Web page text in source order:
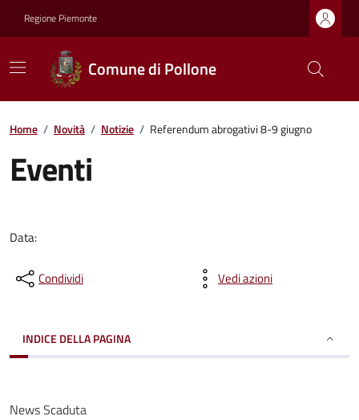
Regione Piemonte
Comune di Pollone
Home / Novità / Notizie / Referendum abrogativi 8-9 giugno
Eventi
Data:
Condividi Vedi azioni
INDICE DELLA PAGINA
News Scaduta